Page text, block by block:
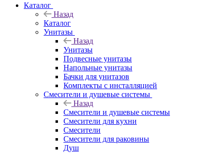
Каталог
Назад
Каталог
Унитазы
Назад
Унитазы
Подвесные унитазы
Напольные унитазы
Бачки для унитазов
Комплекты с инсталляцией
Смесители и душевые системы
Назад
Смесители и душевые системы
Смесители для кухни
Смесители
Смесители для раковины
Душ